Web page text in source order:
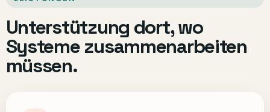
Unterstützung dort, wo
Systeme zusammenarbeiten
müssen.